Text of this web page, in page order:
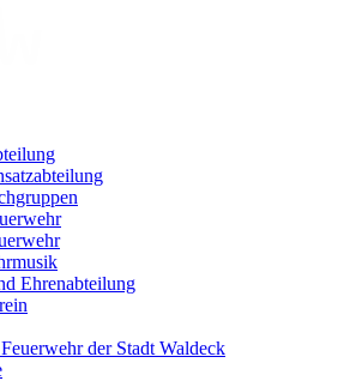
Ehrenabteilung
der Stadt Waldeck